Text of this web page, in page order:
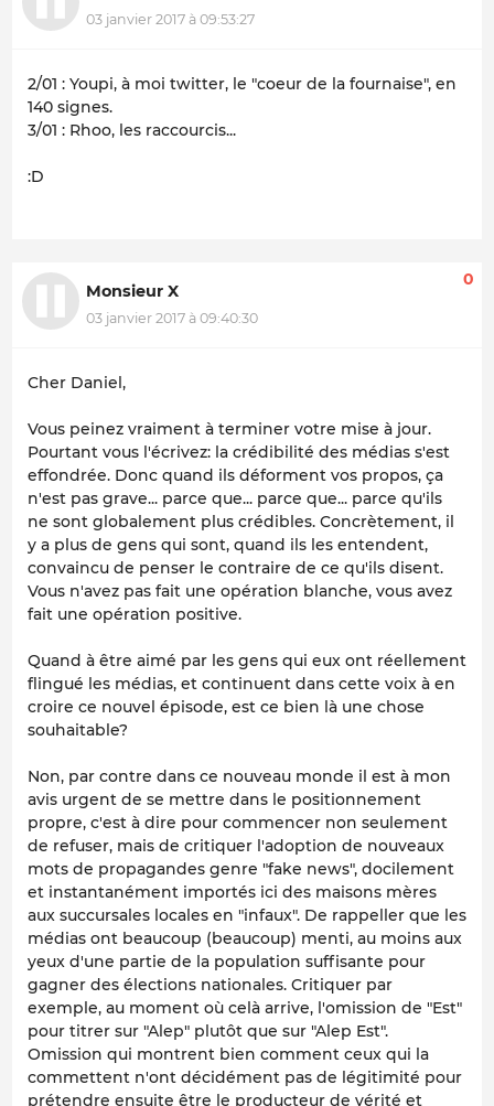
03 janvier 2017 à 09:53:27
2/01 : Youpi, à moi twitter, le "coeur de la fournaise", en
140 signes.
3/01 : Rhoo, les raccourcis...
:D
Monsieur X
03 janvier 2017 à 09:40:30
0
Cher Daniel,
Vous peinez vraiment à terminer votre mise à jour.
Pourtant vous l'écrivez: la crédibilité des médias s'est
effondrée. Donc quand ils déforment vos propos, ça
n'est pas grave... parce que... parce que... parce qu'ils
ne sont globalement plus crédibles. Concrètement, il
y a plus de gens qui sont, quand ils les entendent,
convaincu de penser le contraire de ce qu'ils disent.
Vous n'avez pas fait une opération blanche, vous avez
fait une opération positive.
Quand à être aimé par les gens qui eux ont réellement
flingué les médias, et continuent dans cette voix à en
croire ce nouvel épisode, est ce bien là une chose
souhaitable?
Non, par contre dans ce nouveau monde il est à mon
avis urgent de se mettre dans le positionnement
propre, c'est à dire pour commencer non seulement
de refuser, mais de critiquer l'adoption de nouveaux
mots de propagandes genre "fake news", docilement
et instantanément importés ici des maisons mères
aux succursales locales en "infaux". De rappeller que les
médias ont beaucoup (beaucoup) menti, au moins aux
yeux d'une partie de la population suffisante pour
gagner des élections nationales. Critiquer par
exemple, au moment où celà arrive, l'omission de "Est"
pour titrer sur "Alep" plutôt que sur "Alep Est".
Omission qui montrent bien comment ceux qui la
commettent n'ont décidément pas de légitimité pour
prétendre ensuite être le producteur de vérité et